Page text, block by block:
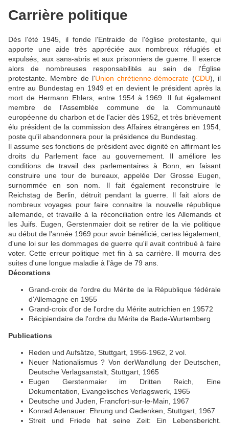
Carrière politique
Dès l'été 1945, il fonde l'Entraide de l'église protestante, qui
apporte une aide très appréciée aux nombreux réfugiés et
expulsés, aux sans-abris et aux prisonniers de guerre. Il exerce
alors de nombreuses responsabilités au sein de l'Église
protestante. Membre de l'Union chrétienne-démocrate (CDU), il
entre au Bundestag en 1949 et en devient le président après la
mort de Hermann Ehlers, entre 1954 à 1969. Il fut également
membre de l'Assemblée commune de la Communauté
européenne du charbon et de l'acier dès 1952, et très brièvement
élu président de la commission des Affaires étrangères en 1954,
poste qu'il abandonnera pour la présidence du Bundestag.
Il assume ses fonctions de président avec dignité en affirmant les
droits du Parlement face au gouvernement. Il améliore les
conditions de travail des parlementaires à Bonn, en faisant
construire une tour de bureaux, appelée Der Grosse Eugen,
surnommée en son nom. Il fait également reconstruire le
Reichstag de Berlin, détruit pendant la guerre. Il fait alors de
nombreux voyages pour faire connaitre la nouvelle république
allemande, et travaille à la réconciliation entre les Allemands et
les Juifs. Eugen, Gerstenmaier doit se retirer de la vie politique
au début de l'année 1969 pour avoir bénéficié, certes légalement,
d'une loi sur les dommages de guerre qu'il avait contribué à faire
voter. Cette erreur politique met fin à sa carrière. Il mourra des
suites d'une longue maladie à l'âge de 79 ans.
Décorations
Grand-croix de l'ordre du Mérite de la République fédérale
d'Allemagne en 1955
Grand-croix d'or de l'ordre du Mérite autrichien en 19572
Récipiendaire de l'ordre du Mérite de Bade-Wurtemberg
Publications
Reden und Aufsätze, Stuttgart, 1956-1962, 2 vol.
Neuer Nationalismus ? Von derWandlung der Deutschen,
Deutsche Verlagsanstalt, Stuttgart, 1965
Eugen Gerstenmaier im Dritten Reich, Eine
Dokumentation, Evangelisches Verlagswerk, 1965
Deutsche und Juden, Francfort-sur-le-Main, 1967
Konrad Adenauer: Ehrung und Gedenken, Stuttgart, 1967
Streit und Friede hat seine Zeit: Ein Lebensbericht,